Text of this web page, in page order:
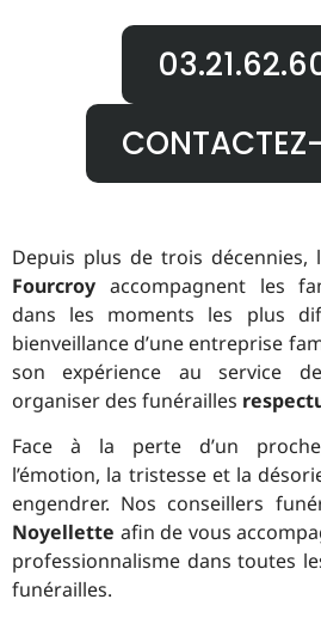
Depuis plus de trois décennies,
Fourcroy accompagnent les
dans les moments les plus
bienveillance d’une entreprise
son expérience au service
organiser des funérailles
Face à la perte d’un
l’émotion, la tristesse et la
engendrer. Nos conseillers
Noyellette afin de vous
professionnalisme dans toutes
funérailles.